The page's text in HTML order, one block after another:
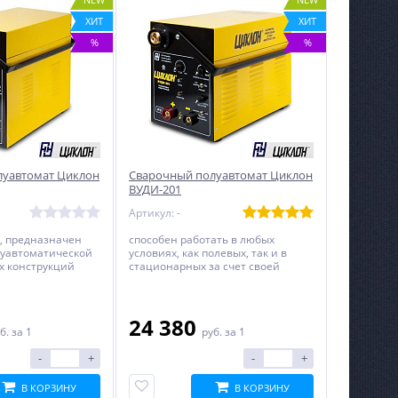
Сварочный инвертор
Linkor ВД–200И
16 819
Электроподогреватель
«Старт-Турбо» «Универсал»
№1
4 299руб.
ХИТ
%
Циклон
предназначен
конструкций
за 1
- +
В КОРЗИНУ
ХИТ
%
Сварочный полуавтомат Циклон
ВУДИ-201
Артикул: -
способен работать в любых
условиях, как полевых, так и в
стационарных за счет своей
24 380 руб. за 1
- +
В КОРЗИНУ